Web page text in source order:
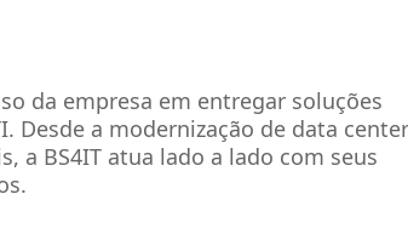
da empresa em entregar soluções
Desde a modernização de data
a BS4IT atua lado a lado com seus